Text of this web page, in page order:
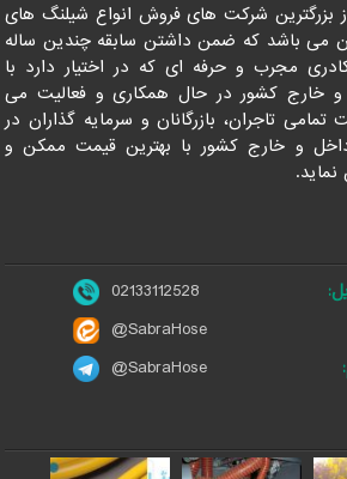
بزرگترین شرکت های فروش انواع شیلنگ های
می باشد که ضمن داشتن سابقه چندین ساله
مجرب و حرفه ای که در اختیار دارد با
و خارج کشور در حال همکاری و فعالیت می
تاجران، بازرگانان و سرمایه گذاران در
و خارج کشور با بهترین قیمت ممکن و
02133112528
@SabraHose
@SabraHose